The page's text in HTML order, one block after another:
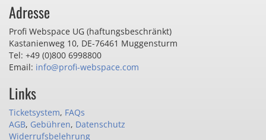
Adresse
Profi Webspace UG (haftungsbeschränkt)
Kastanienweg 10, DE-76461 Muggensturm
Tel: +49 (0)800 6998800
Email: info@profi-webspace.com
Links
Ticketsystem, FAQs
AGB, Gebühren, Datenschutz
Widerrufsbelehrung